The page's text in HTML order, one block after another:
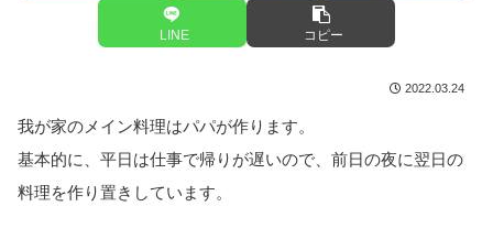
LINE コピー
2022.03.24
我が家のメイン料理はパパが作ります。
基本的に、平日は仕事で帰りが遅いので、前日の夜に翌日の
料理を作り置きしています。